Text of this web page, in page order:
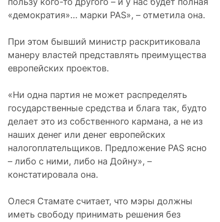
«демократия»... марки PAS», – отметила она.
При этом бывший министр раскритиковала
манеру властей представлять преимущества
европейских проектов.
«Ни одна партия не может распределять
государственные средства и блага так, будто
делает это из собственного кармана, а не из
наших денег или денег европейских
налогоплательщиков. Предложение PAS ясно
– либо с ними, либо на Дойну», –
констатировала она.
Олеся Стамате считает, что мэры должны
иметь свободу принимать решения без